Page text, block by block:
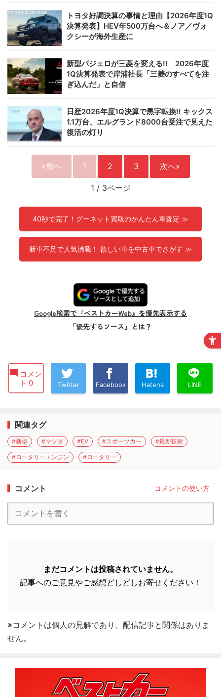
トヨタ好調決算の事情と理由【2026年度1Q
決算発表】HEV年500万台へ＆ノア／ヴォ
クシーが海外生産に
新型パジェロが三菱を変える!! 2026年度
1Q決算発表で岸浦社長「三菱のすべてを注
ぎ込んだ」と自信
日産2026年度1Q決算で黒字転換!! キックス
1.1万台、エルグランド8000台受注で見えた
復活の灯り
«前へ 1 2 3 次へ»
1 / 3ページ
40秒で完了！グーネット買取のかんたん車査定 ≫
新車不足で人気沸騰！ 欲しい車を中古車でさがす ≫
Google検索で『ベストカーWeb』を優先表示する
「優先するソース」とは？
コメン
ト 0
Twitter Facebook Hatena LINE
関連タグ
#新型 #マツダ #EV #スポーツカー #最新技術
#ロータリーエンジン #ロータリー
コメント コメントの使い方
まだコメントは投稿されていません。
記事へのご意見やご感想どしどしお寄せください！
※コメントは個人の見解であり、配信記事と関係はありま
せん。